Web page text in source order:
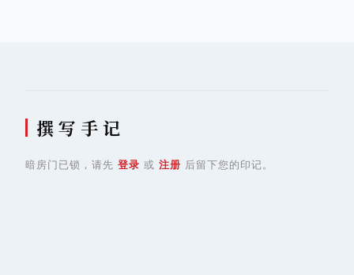
撰 写 手 记
暗房门已锁，请先 登录 或 注册 后留下您的印记。